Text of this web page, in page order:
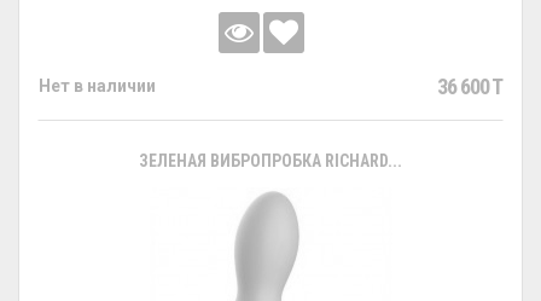
Нет в наличии 36 600 T
ЗЕЛЕНАЯ ВИБРОПРОБКА RICHARD...